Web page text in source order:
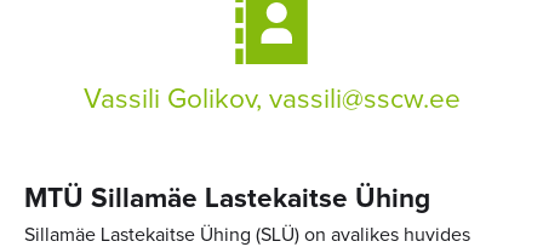
Vassili Golikov, vassili@sscw.ee
MTÜ Sillamäe Lastekaitse Ühing
Sillamäe Lastekaitse Ühing (SLÜ) on avalikes huvides